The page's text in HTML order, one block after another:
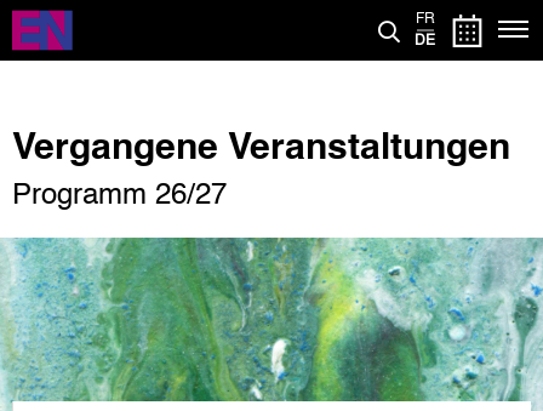
Direkt
zum
Inhalt
FR
DE
Vergangene Veranstaltungen
Programm 26/27